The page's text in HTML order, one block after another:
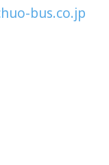
bus.co.jp